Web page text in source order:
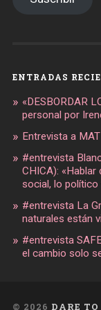
ENTRADAS
«DESBORDAR
personal por
Entrevista a
#entrevista
CHICA):
social, lo político
#entrevista La
naturales están
#entrevista
el cambio solo
© 2026 DARE